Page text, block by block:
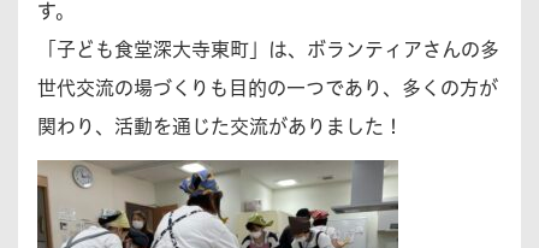
す。
「子ども食堂深大寺東町」は、ボランティアさんの多
世代交流の場づくりも目的の一つであり、多くの方が
関わり、活動を通じた交流がありました！